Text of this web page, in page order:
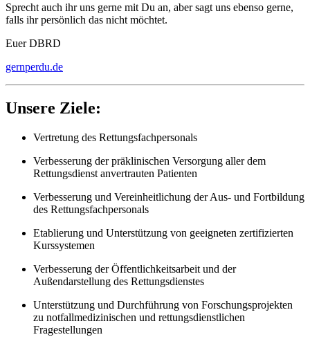
Sprecht auch ihr uns gerne mit Du an, aber sagt uns ebenso gerne,
falls ihr persönlich das nicht möchtet.
Euer DBRD
gernperdu.de
Unsere Ziele:
Vertretung des Rettungsfachpersonals
Verbesserung der präklinischen Versorgung aller dem
Rettungsdienst anvertrauten Patienten
Verbesserung und Vereinheitlichung der Aus- und Fortbildung
des Rettungsfachpersonals
Etablierung und Unterstützung von geeigneten zertifizierten
Kurssystemen
Verbesserung der Öffentlichkeitsarbeit und der
Außendarstellung des Rettungsdienstes
Unterstützung und Durchführung von Forschungsprojekten
zu notfallmedizinischen und rettungsdienstlichen
Fragestellungen